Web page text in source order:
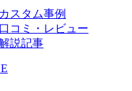
スタム事例
コミ・レビュー
説記事